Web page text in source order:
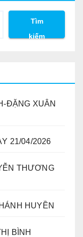
Tìm
kiếm
ĐẶNG XUÂN
21/04/2026
THƯƠNG
HUYỀN
BÌNH